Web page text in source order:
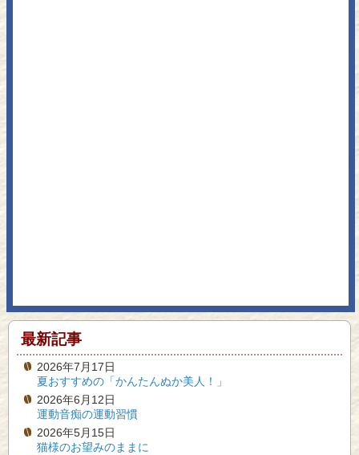
最新記事
2026年7月17日
夏おすすめの「かんたんぬか美人！」
2026年6月12日
運動音痴の運動習慣
2026年5月15日
猫様のお望みのままに